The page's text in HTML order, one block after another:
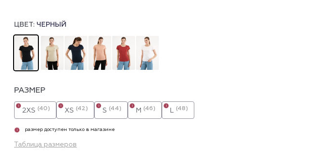
ЦВЕТ: ЧЕРНЫЙ
РАЗМЕР
2XS (40)
i
XS (42)
i
S (44)
i
M (46)
i
L (48)
i
i размер доступен только в магазине
Таблица размеров